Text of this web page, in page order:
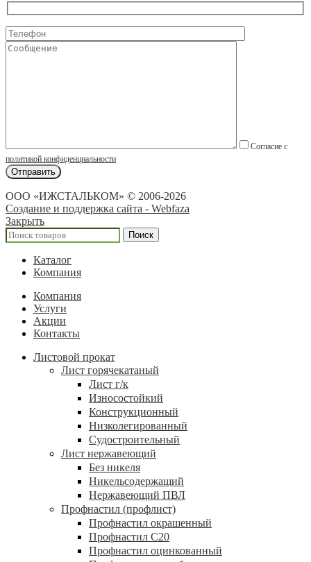
Согласие с
политикой конфиденциальности
ООО «ИЖСТАЛЬКОМ» © 2006-2026
Создание и поддержка сайта - Webfaza
Закрыть
Поиск
Каталог
Компания
Компания
Услуги
Акции
Контакты
Листовой прокат
Лист горячекатаный
Лист г/к
Износостойкий
Конструкционный
Низколегированный
Судостроительный
Лист нержавеющий
Без никеля
Никельсодержащий
Нержавеющий ПВЛ
Профнастил (профлист)
Профнастил окрашенный
Профнастил С20
Профнастил оцинкованный